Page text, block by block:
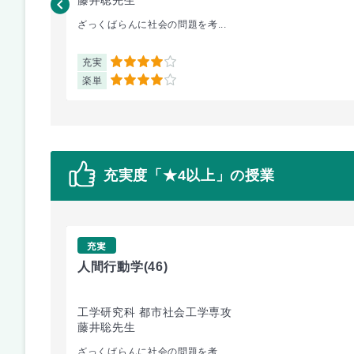
ざっくばらんに社会の問題を考...
充実 4
楽単 4
充実度「★4以上」の授業
充実
人間行動学(46)
工学研究科 都市社会工学専攻
藤井聡先生
ざっくばらんに社会の問題を考...